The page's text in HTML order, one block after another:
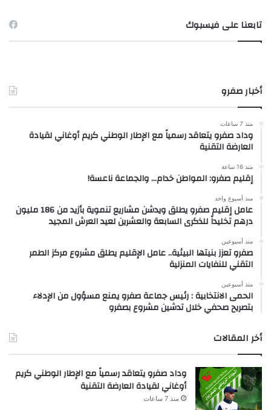
تابعنا على فيسبوك
أخبار صفرو
منذ 7 ساعات
وداد صفرو يتعاقد رسمياً مع الإطار الوطني كريم أوغاني لقيادة
العارضة التقنية
منذ 16 ساعة
إقليم صفرو: المواطن خدام… والجماعة ناعسة!
منذ أسبوع واحد
عامل إقليم صفرو يطلق ويدشن مشاريع تنموية بأزيد من 186 مليون
درهم تخليداً للذكرى السابعة والعشرين لعيد العرش المجيد
منذ أسبوعين
صفرو تعزز بنيتها البيئية.. عامل الإقليم يطلق مشروع مركز الطمر
التقني للنفايات المنزلية
منذ أسبوعين
الحمى الانتخابية : رئيس جماعة صفرو يمنع مسؤول من الإدلاء
بتصريح صحفي خلال تدشين مشروع بصفرو
أخر المقالات
وداد صفرو يتعاقد رسمياً مع الإطار الوطني كريم
أوغاني لقيادة العارضة التقنية
منذ 7 ساعات